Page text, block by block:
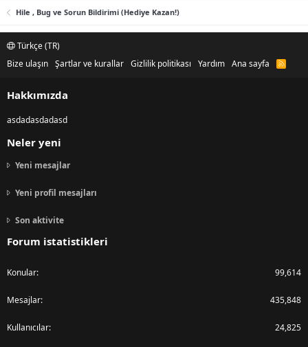
Hile , Bug ve Sorun Bildirimi (Hediye Kazan!)
Türkçe (TR)
Bize ulaşın Şartlar ve kurallar Gizlilik politikası Yardım Ana sayfa
R
Hakkımızda
asdadasdadasd
Neler yeni
Yeni mesajlar
Yeni profil mesajları
Son aktivite
Forum istatistikleri
Konular 99,614
Mesajlar 435,848
Kullanıcılar 24,825